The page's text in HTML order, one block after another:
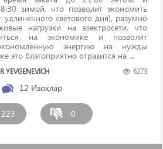
зимой, что позволит экономить
удлиненного светового дня), разумно
нагрузки на электросети, что
на экономике и позволит
энергию на нужды
это благоприятно отразится на ...
YEVGENEVICH 6273
12 Изоҳлар
223 0